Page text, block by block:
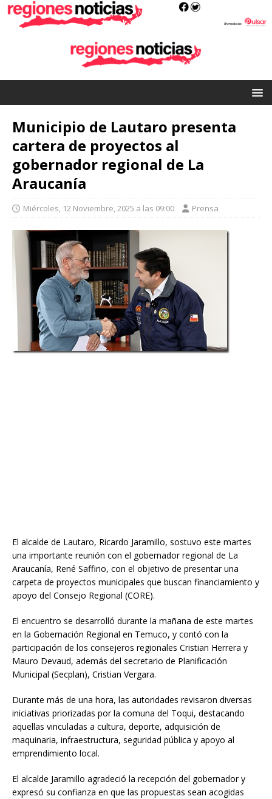
Municipio de Lautaro presenta
cartera de proyectos al
gobernador regional de La
Araucanía
Miércoles, 12 Noviembre, 2025 a las 09:00 Prensa
El alcalde de Lautaro, Ricardo Jaramillo, sostuvo este martes
una importante reunión con el gobernador regional de La
Araucanía, René Saffirio, con el objetivo de presentar una
carpeta de proyectos municipales que buscan financiamiento y
apoyo del Consejo Regional (CORE).
El encuentro se desarrolló durante la mañana de este martes
en la Gobernación Regional en Temuco, y contó con la
participación de los consejeros regionales Cristian Herrera y
Mauro Devaud, además del secretario de Planificación
Municipal (Secplan), Cristian Vergara.
Durante más de una hora, las autoridades revisaron diversas
iniciativas priorizadas por la comuna del Toqui, destacando
aquellas vinculadas a cultura, deporte, adquisición de
maquinaria, infraestructura, seguridad pública y apoyo al
emprendimiento local.
El alcalde Jaramillo agradeció la recepción del gobernador y
expresó su confianza en que las propuestas sean acogidas